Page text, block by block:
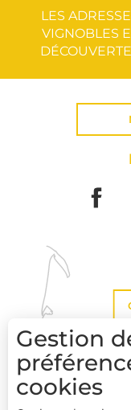
LES
VIGNOBLES
Gestion
cookies